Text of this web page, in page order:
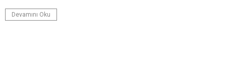
Devamını Oku